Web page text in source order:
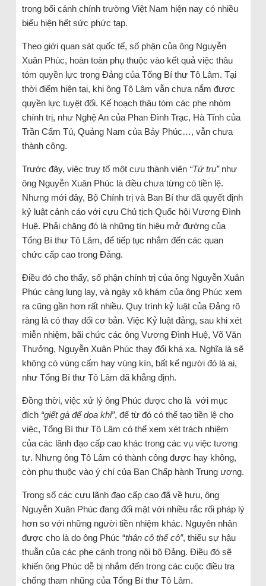
trong bối cảnh chính trường Việt Nam hiện nay có nhiều
biểu hiện hết sức phức tạp.
Theo giới quan sát quốc tế, số phận của ông Nguyễn
Xuân Phúc, hoàn toàn phụ thuộc vào kết quả việc thâu
tóm quyền lực trong Đảng của Tổng Bí thư Tô Lâm. Tại
thời điểm hiện tại, khi ông Tô Lâm vẫn chưa nắm được
quyền lực tuyệt đối. Kế hoạch thâu tóm các phe nhóm
chính trị, như Nghệ An của Phan Đình Trạc, Hà Tĩnh của
Trần Cẩm Tú, Quảng Nam của Bảy Phúc…, vẫn chưa
thành công.
Trước đây, việc truy tố một cựu thành viên “Tứ trụ”như
ông Nguyễn Xuân Phúc là điều chưa từng có tiền lệ.
Nhưng mới đây, Bộ Chính trị và Ban Bí thư đã quyết định
kỷ luật cảnh cáo với cựu Chủ tịch Quốc hội Vương Đình
Huệ. Phải chăng đó là những tín hiệu mở đường của
Tổng Bí thư Tô Lâm, để tiếp tục nhắm đến các quan
chức cấp cao trong Đảng.
Điều đó cho thấy, số phận chính trị của ông Nguyễn Xuân
Phúc càng lung lay, và ngày xộ khám của ông Phúc xem
ra cũng gần hơn rất nhiều. Quy trình kỷ luật của Đảng rõ
ràng là có thay đổi cơ bản. Việc Kỷ luật đảng, sau khi xét
miễn nhiệm, bãi chức các ông Vương Đình Huệ, Võ Văn
Thưởng, Nguyễn Xuân Phúc thay đổi khá xa. Nghĩa là sẽ
không có vùng cấm hay vùng kín, bất kể người đó là ai,
như Tổng Bí thư Tô Lâm đã khẳng định.
Đồng thời, việc xử lý ông Phúc được cho là với mục
đích “giết gà để dọa khỉ”, để từ đó có thể tạo tiền lệ cho
việc, Tổng Bí thư Tô Lâm có thể xem xét trách nhiệm
của các lãnh đạo cấp cao khác trong các vụ việc tương
tự. Nhưng ông Tô Lâm có thành công được hay không,
còn phụ thuộc vào ý chí của Ban Chấp hành Trung ương.
Trong số các cựu lãnh đạo cấp cao đã về hưu, ông
Nguyễn Xuân Phúc đang đối mặt với nhiều rắc rối pháp lý
hơn so với những người tiền nhiệm khác. Nguyên nhân
được cho là do ông Phúc “thân cô thế cô”, thiếu sự hậu
thuẫn của các phe cánh trong nội bộ Đảng. Điều đó sẽ
khiến ông Phúc dễ bị nhắm đến trong các cuộc điều tra
chống tham nhũng của Tổng Bí thư Tô Lâm.